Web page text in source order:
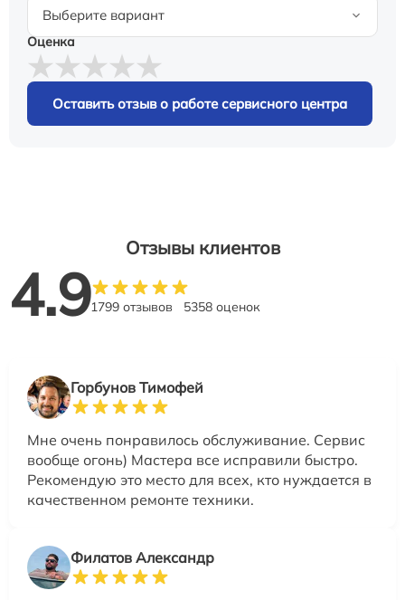
Оценка
Оставить отзыв о работе сервисного центра
Отзывы клиентов
4.91799 отзывов 5358 оценок
Горбунов Тимофей
Мне очень понравилось обслуживание. Сервис
вообще огонь) Мастера все исправили быстро.
Рекомендую это место для всех, кто нуждается в
качественном ремонте техники.
Филатов Александр